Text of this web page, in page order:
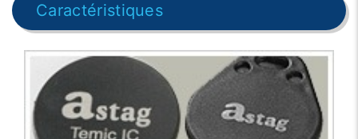
Caractéristiques